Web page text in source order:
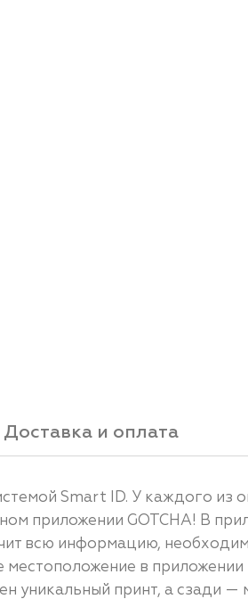
Доставка и оплата
Smart ID. У каждого
приложении GOTCHA! В
всю информацию,
местоположение в
уникальный принт, а сзади